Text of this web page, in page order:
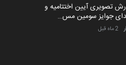
تصویری آیین اختتامیه و
جوایز سومین مس…
2 ماه قبل